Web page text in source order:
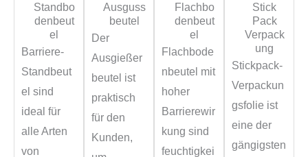
Standbo
denbeut
el
Barriere-
Standbeut
el sind
ideal für
alle Arten
von
Ausguss
beutel
Der
Ausgießer
beutel ist
praktisch
für den
Kunden,
Flachbo
denbeut
el
Flachbode
nbeutel mit
hoher
Barrierewir
kung sind
feuchtigkei
Stick
Pack
Verpack
ung
Stickpack-
Verpackun
gsfolie ist
eine der
gängigsten